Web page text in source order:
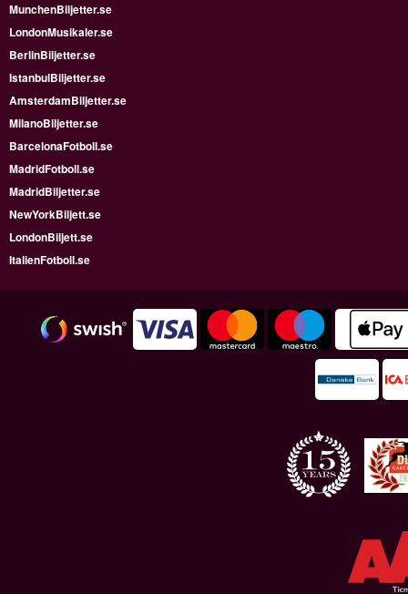
MunchenBiljetter.se
LondonMusikaler.se
BerlinBiljetter.se
IstanbulBiljetter.se
AmsterdamBiljetter.se
MilanoBiljetter.se
BarcelonaFotboll.se
MadridFotboll.se
MadridBiljetter.se
NewYorkBiljett.se
LondonBiljett.se
ItalienFotboll.se